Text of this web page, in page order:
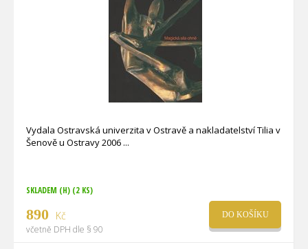
Vydala Ostravská univerzita v Ostravě a nakladatelství Tilia v
Šenově u Ostravy 2006
SKLADEM (H) (2 KS)
890 Kč
včetně DPH dle § 90
DO KOŠÍKU